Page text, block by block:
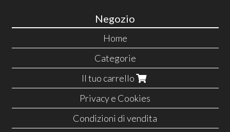
Negozio
Home
Categorie
Il tuo carrello
Privacy e Cookies
Condizioni di vendita